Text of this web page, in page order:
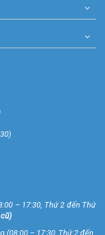
– 17:30, Thứ 2 đến Thứ
(08:00 – 17:30, Thứ 2 đến